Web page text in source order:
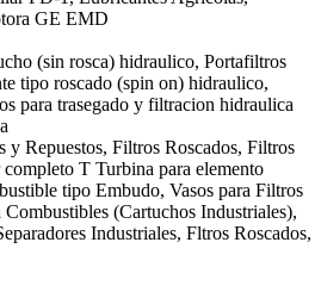
GE EMD
(sin rosca) hidraulico, Portafiltros
tipo roscado (spin on) hidraulico,
para trasegado y filtracion hidraulica
y Repuestos, Filtros Roscados, Filtros
T Turbina para elemento
tipo Embudo, Vasos para Filtros
(Cartuchos Industriales),
Industriales, Fltros Roscados,